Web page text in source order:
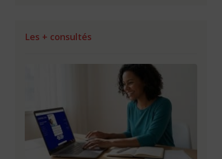
Les + consultés